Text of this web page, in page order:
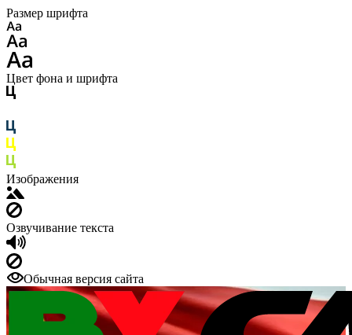
Размер шрифта
Цвет фона и шрифта
Изображения
Озвучивание текста
Обычная версия сайта